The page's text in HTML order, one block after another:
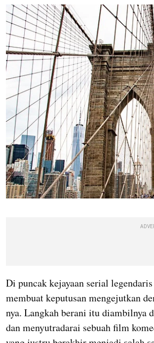
Di puncak kejayaan serial
membuat keputusan mengejutkan
nya. Langkah berani itu diambilnya
dan menyutradarai sebuah film